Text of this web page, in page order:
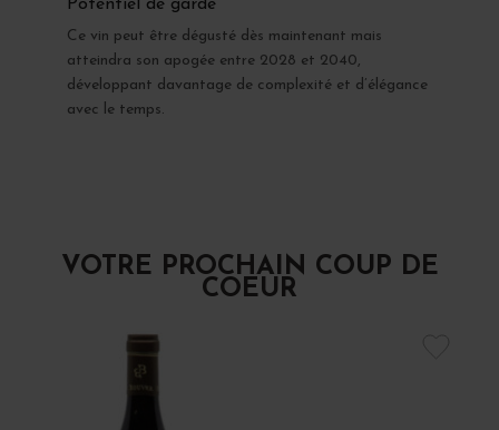
Potentiel de garde
Ce vin peut être dégusté dès maintenant mais
atteindra son apogée entre 2028 et 2040,
développant davantage de complexité et d’élégance
avec le temps.
VOTRE PROCHAIN COUP DE
COEUR